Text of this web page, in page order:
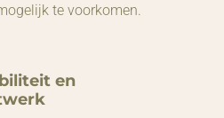
te voorkomen.
en